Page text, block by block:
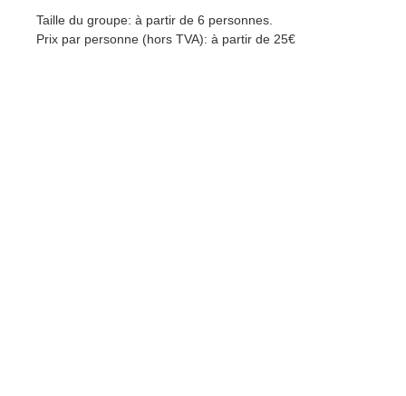
Taille du groupe: à partir de 6 personnes.
Prix par personne (hors TVA): à partir de 25€